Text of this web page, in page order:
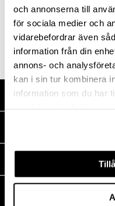
och annonserna till
för sociala medier och
vidarebefordrar även
information från din
annons- och
kan i sin tur kombinera
information som du har
Köp
HANDLA HOS OSS